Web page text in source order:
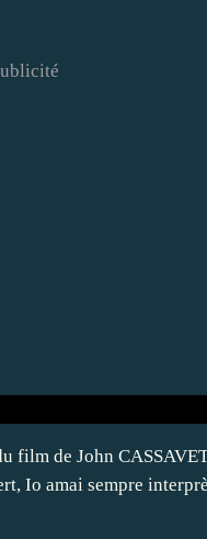
film de John
Io amai sempre